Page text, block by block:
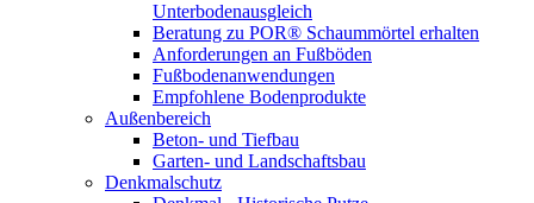
Unterbodenausgleich
Beratung zu POR® Schaummörtel erhalten
Anforderungen an Fußböden
Fußbodenanwendungen
Empfohlene Bodenprodukte
Außenbereich
Beton- und Tiefbau
Garten- und Landschaftsbau
Denkmalschutz